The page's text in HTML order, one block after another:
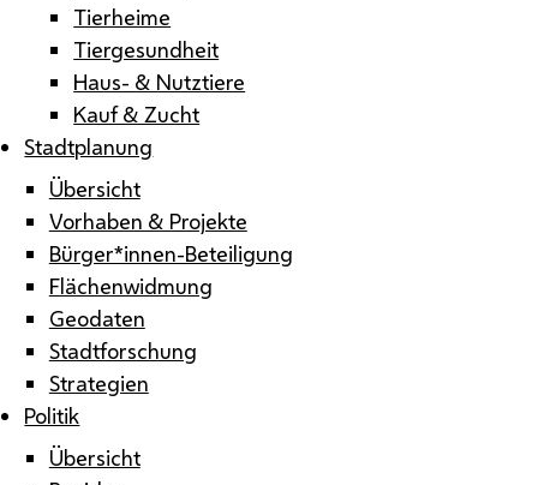
Tierheime
Tiergesundheit
Haus- & Nutztiere
Kauf & Zucht
Stadtplanung
Übersicht
Vorhaben & Projekte
Bürger*innen-Beteiligung
Flächenwidmung
Geodaten
Stadtforschung
Strategien
Politik
Übersicht